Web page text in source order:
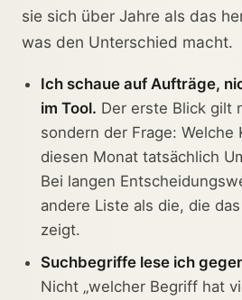
sie sich über Jahre als das
was den Unterschied macht.
Ich schaue auf Aufträge,
im Tool. Der erste Blick gilt
sondern der Frage: Welche
diesen Monat tatsächlich
Bei langen
andere Liste als die, die
zeigt.
Suchbegriffe lese ich
Nicht „welcher Begriff hat